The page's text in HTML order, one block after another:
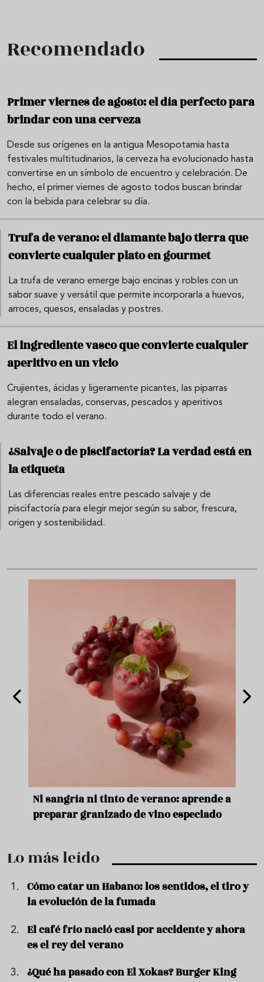
Recomendado
Primer viernes de agosto: el día perfecto para
brindar con una cerveza
Desde sus orígenes en la antigua Mesopotamia hasta
festivales multitudinarios, la cerveza ha evolucionado hasta
convertirse en un símbolo de encuentro y celebración. De
hecho, el primer viernes de agosto todos buscan brindar
con la bebida para celebrar su día.
Trufa de verano: el diamante bajo tierra que
convierte cualquier plato en gourmet
La trufa de verano emerge bajo encinas y robles con un
sabor suave y versátil que permite incorporarla a huevos,
arroces, quesos, ensaladas y postres.
El ingrediente vasco que convierte cualquier
aperitivo en un vicio
Crujientes, ácidas y ligeramente picantes, las piparras
alegran ensaladas, conservas, pescados y aperitivos
durante todo el verano.
¿Salvaje o de piscifactoría? La verdad está en
la etiqueta
Las diferencias reales entre pescado salvaje y de
piscifactoría para elegir mejor según su sabor, frescura,
origen y sostenibilidad.
Ni sangría ni tinto de verano: aprende a
preparar granizado de vino especiado
Lo más leído
Cómo catar un Habano: los sentidos, el tiro y
la evolución de la fumada
El café frío nació casi por accidente y ahora
es el rey del verano
¿Qué ha pasado con El Xokas? Burger King